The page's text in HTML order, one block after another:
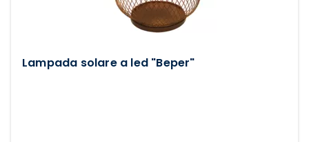
Lampada solare a led "Beper"